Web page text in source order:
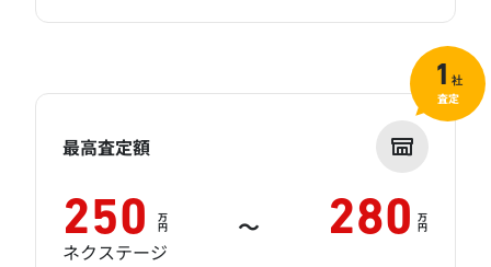
最高査定額
250 万
円 ～ 280 万
円
ネクステージ
1 社
査定